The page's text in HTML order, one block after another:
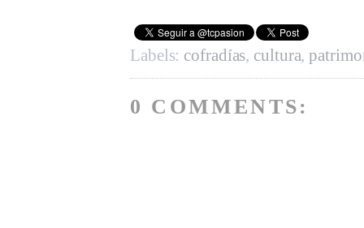
Labels: cofradías, cultura,
0 COMMENTS: